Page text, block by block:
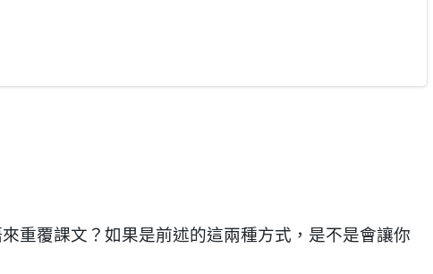
重覆課文？如果是前述的這兩種方式，是不是會讓你